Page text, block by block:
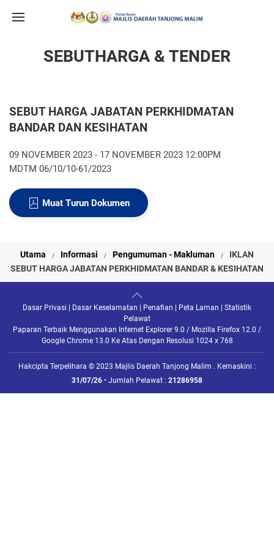
SEBUTHARGA & TENDER
SEBUT HARGA JABATAN PERKHIDMATAN
BANDAR DAN KESIHATAN
09 NOVEMBER 2023 - 17 NOVEMBER 2023 12:00PM
MDTM 06/10/10-61/2023
Muat Turun Dokumen
Utama Informasi Pengumuman - Makluman
IKLAN
SEBUT HARGA JABATAN PERKHIDMATAN BANDAR & KESIHATAN
Dasar Privasi Dasar Keselamatan Penafian Peta Laman
Statistik
Pelawat
Paparan Terbaik Menggunakan Internet Explorer 9.0 / Mozilla Firefox 12.0 /
Google Chrome 13.0 Ke Atas Dengan Resolusi 1024 x 768
Hakcipta Terpelihara © 2023 Majlis Daerah Tanjong Malim . Kemaskini :
31/07/26 • Jumlah Pelawat : 21286958